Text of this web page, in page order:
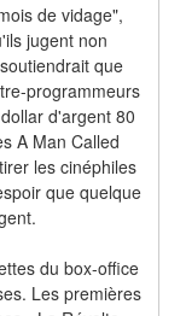
de vidage",
jugent non
que
programmeurs
d'argent 80
A Man Called
les cinéphiles
que quelque
du box-office
Les premières